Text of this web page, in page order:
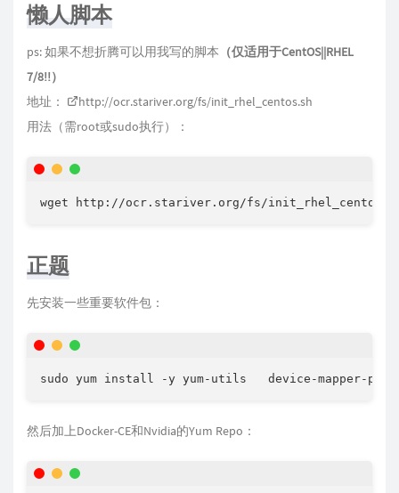
懒人脚本
ps: 如果不想折腾可以用我写的脚本 （仅适用于CentOS||RHEL
7/8!!）
地址：
http://ocr.stariver.org/fs/init_rhel_centos.sh
用法（需root或sudo执行）：
wget http://ocr.stariver.org/fs/init_rhel_centos.sh
正题
先安装一些重要软件包：
sudo yum install -y yum-utils   device-mapper-
然后加上Docker-CE和Nvidia的Yum Repo：